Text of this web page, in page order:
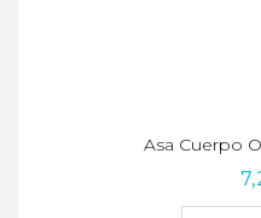
Asa Cuerpo